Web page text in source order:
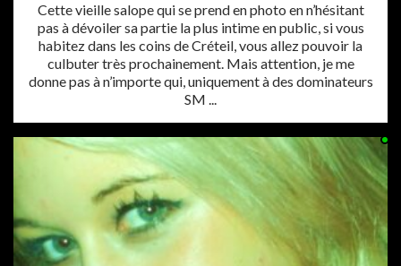
Cette vieille salope qui se prend en photo en n’hésitant
pas à dévoiler sa partie la plus intime en public, si vous
habitez dans les coins de Créteil, vous allez pouvoir la
culbuter très prochainement. Mais attention, je me
donne pas à n’importe qui, uniquement à des dominateurs
SM ...